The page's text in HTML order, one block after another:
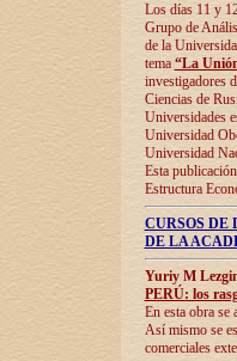
Los días 11 y
Grupo de
de la
tema “La
investigadores
Ciencias de
Universidades
Universidad
Universidad
Esta
Estructura
CURSOS
DE LA
Yuriy M
PERÚ: los
En esta obra se
Así mismo se
comerciales